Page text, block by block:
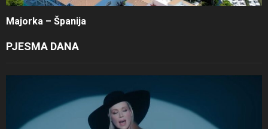
Majorka – Španija
PJESMA DANA